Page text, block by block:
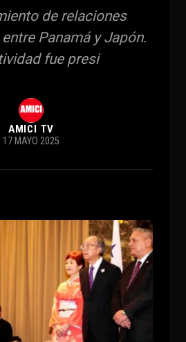
de relaciones
Panamá y Japón.
fue presi
AMICI TV
17 MAYO 2025